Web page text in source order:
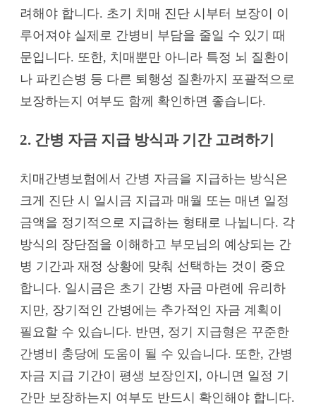
려해야 합니다. 초기 치매 진단 시부터 보장이 이
루어져야 실제로 간병비 부담을 줄일 수 있기 때
문입니다. 또한, 치매뿐만 아니라 특정 뇌 질환이
나 파킨슨병 등 다른 퇴행성 질환까지 포괄적으로
보장하는지 여부도 함께 확인하면 좋습니다.
2. 간병 자금 지급 방식과 기간 고려하기
치매간병보험에서 간병 자금을 지급하는 방식은
크게 진단 시 일시금 지급과 매월 또는 매년 일정
금액을 정기적으로 지급하는 형태로 나뉩니다. 각
방식의 장단점을 이해하고 부모님의 예상되는 간
병 기간과 재정 상황에 맞춰 선택하는 것이 중요
합니다. 일시금은 초기 간병 자금 마련에 유리하
지만, 장기적인 간병에는 추가적인 자금 계획이
필요할 수 있습니다. 반면, 정기 지급형은 꾸준한
간병비 충당에 도움이 될 수 있습니다. 또한, 간병
자금 지급 기간이 평생 보장인지, 아니면 일정 기
간만 보장하는지 여부도 반드시 확인해야 합니다.